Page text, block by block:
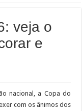
de 4 mil árvores
gastronomia e amor pelo
no Parque Villa-Lobos
para atrair homens aos
veja o
e
nacional, a Copa do
com os ânimos dos